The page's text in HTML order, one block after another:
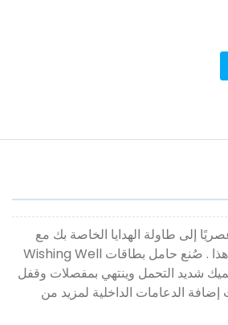
إلى طاولة الهدايا الخاصة بك مع
هذا . صُنع حامل بطاقات Wishing Well
شديد التحمل وينتهي بمفصلات وقفل
الدعامات الداخلية لمزيد من